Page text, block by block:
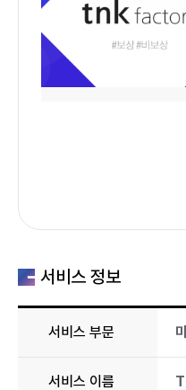
서비스 정보
서비스 부문
서비스 이름